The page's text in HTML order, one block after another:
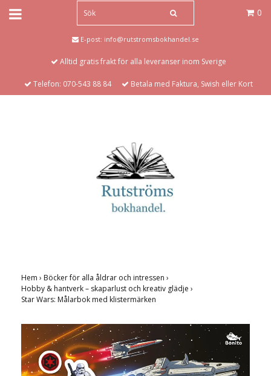
0
E-post: info@rutstromsbokhandel.se
Alltid gratis frakt för alla leveranser inom Sverige
Telefon: 070-543 88 84 Betala med Faktura, Swish eller Kort
Hem › Böcker för alla åldrar och intressen ›
Hobby & hantverk – skaparlust och kreativ glädje ›
Star Wars: Målarbok med klistermärken